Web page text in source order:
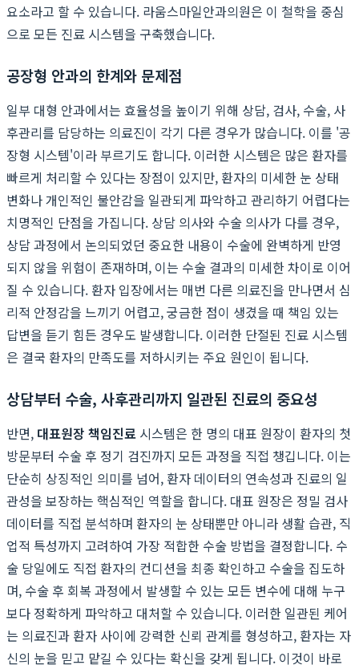
요소라고 할 수 있습니다. 라움스마일안과의원은 이 철학을 중심
으로 모든 진료 시스템을 구축했습니다.
공장형 안과의 한계와 문제점
일부 대형 안과에서는 효율성을 높이기 위해 상담, 검사, 수술, 사
후관리를 담당하는 의료진이 각기 다른 경우가 많습니다. 이를 '공
장형 시스템'이라 부르기도 합니다. 이러한 시스템은 많은 환자를
빠르게 처리할 수 있다는 장점이 있지만, 환자의 미세한 눈 상태
변화나 개인적인 불안감을 일관되게 파악하고 관리하기 어렵다는
치명적인 단점을 가집니다. 상담 의사와 수술 의사가 다를 경우,
상담 과정에서 논의되었던 중요한 내용이 수술에 완벽하게 반영
되지 않을 위험이 존재하며, 이는 수술 결과의 미세한 차이로 이어
질 수 있습니다. 환자 입장에서는 매번 다른 의료진을 만나면서 심
리적 안정감을 느끼기 어렵고, 궁금한 점이 생겼을 때 책임 있는
답변을 듣기 힘든 경우도 발생합니다. 이러한 단절된 진료 시스템
은 결국 환자의 만족도를 저하시키는 주요 원인이 됩니다.
상담부터 수술, 사후관리까지 일관된 진료의 중요성
반면, 대표원장 책임진료 시스템은 한 명의 대표 원장이 환자의 첫
방문부터 수술 후 정기 검진까지 모든 과정을 직접 챙깁니다. 이는
단순히 상징적인 의미를 넘어, 환자 데이터의 연속성과 진료의 일
관성을 보장하는 핵심적인 역할을 합니다. 대표 원장은 정밀 검사
데이터를 직접 분석하며 환자의 눈 상태뿐만 아니라 생활 습관, 직
업적 특성까지 고려하여 가장 적합한 수술 방법을 결정합니다. 수
술 당일에도 직접 환자의 컨디션을 최종 확인하고 수술을 집도하
며, 수술 후 회복 과정에서 발생할 수 있는 모든 변수에 대해 누구
보다 정확하게 파악하고 대처할 수 있습니다. 이러한 일관된 케어
는 의료진과 환자 사이에 강력한 신뢰 관계를 형성하고, 환자는 자
신의 눈을 믿고 맡길 수 있다는 확신을 갖게 됩니다. 이것이 바로